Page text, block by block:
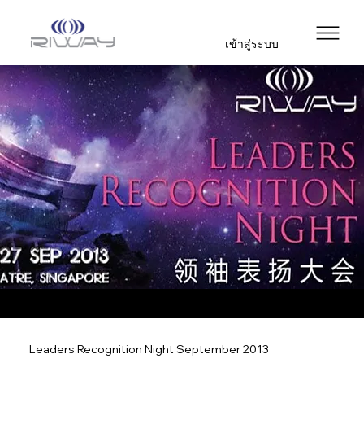
เข้าสู่ระบบ
Leaders Recognition Night September 2013